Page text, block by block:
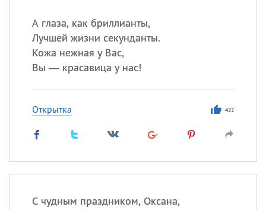
А глаза, как бриллианты,
Лучшей жизни секунданты.
Кожа нежная у Вас,
Вы — красавица у нас!
Открытка 422
С чудным праздником, Оксана,